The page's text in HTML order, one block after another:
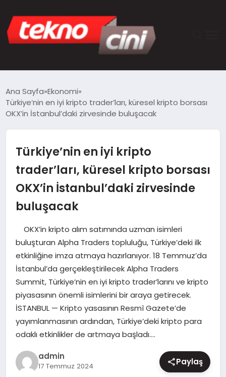
TEKNOLOJI
SAĞLIK
MAGAZIN
Ana Sayfa Ekonomi
Türkiye’nin en iyi kripto trader’ları, küresel kripto borsası
OKX’in İstanbul’daki zirvesinde buluşacak
Türkiye’nin en iyi kripto
trader’ları, küresel kripto borsası
OKX’in İstanbul’daki zirvesinde
buluşacak
OKX’in kripto alım satımında uzman isimleri
buluşturan Alpha Traders topluluğu, Türkiye’deki ilk
etkinliğine imza atmaya hazırlanıyor. 18 Temmuz’da
İstanbul’da gerçekleştirilecek Alpha Traders
Summit, Türkiye’nin en iyi kripto trader’larını ve kripto
piyasasının önemli isimlerini bir araya getirecek.
İSTANBUL — Kripto yasasının Resmî Gazete’de
yayımlanmasının ardından, Türkiye’deki kripto para
odaklı etkinlikler de artmaya başladı….
admin
17 Temmuz 2024 Paylaş